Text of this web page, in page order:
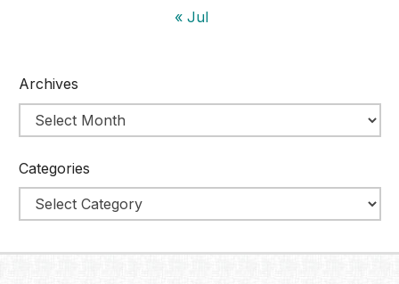
« Jul
Archives
Categories